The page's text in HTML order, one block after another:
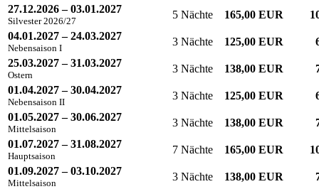
27.12.2026 – 03.01.2027
Silvester 2026/27
5 Nächte 165,00 EUR
04.01.2027 – 24.03.2027
Nebensaison I
3 Nächte 125,00 EUR
25.03.2027 – 31.03.2027
Ostern
3 Nächte 138,00 EUR
01.04.2027 – 30.04.2027
Nebensaison II
3 Nächte 125,00 EUR
01.05.2027 – 30.06.2027
Mittelsaison
3 Nächte 138,00 EUR
01.07.2027 – 31.08.2027
Hauptsaison
7 Nächte 165,00 EUR
01.09.2027 – 03.10.2027
Mittelsaison
3 Nächte 138,00 EUR